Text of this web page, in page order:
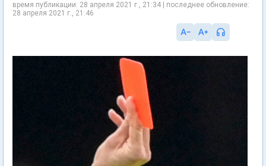
время публикации: 28 апреля 2021 г., 21:34 | последнее обновление:
28 апреля 2021 г., 21:46